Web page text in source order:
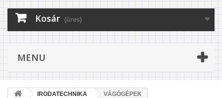
Kosár (üres)
MENU
IRODATECHNIKA VÁGÓGÉPEK